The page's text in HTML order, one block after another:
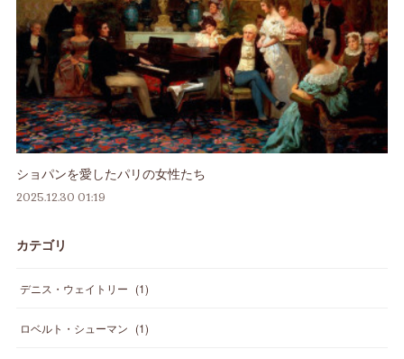
ショパンを愛したパリの女性たち
2025.12.30 01:19
カテゴリ
デニス・ウェイトリー (1)
ロベルト・シューマン (1)